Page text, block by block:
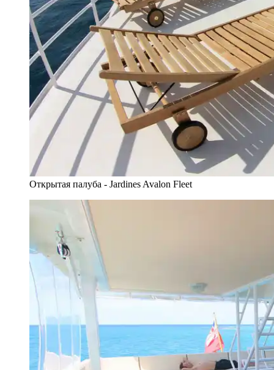
Открытая палуба - Jardines Avalon Fleet